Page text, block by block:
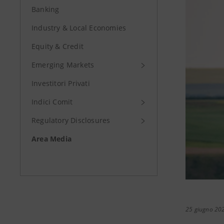
Banking
Industry & Local Economies
Equity & Credit
Emerging Markets
Investitori Privati
Indici Comit
Regulatory Disclosures
Area Media
25 giugno